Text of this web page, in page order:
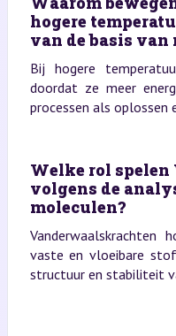
hogere
van de basis van
Bij hogere
doordat ze meer
processen als oplossen
Welke rol
volgens de
moleculen?
Vanderwaalskrachten
vaste en vloeibare
structuur en stabiliteit